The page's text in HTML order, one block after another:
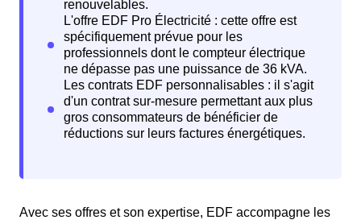
Avec ses offres et son expertise, EDF accompagne les